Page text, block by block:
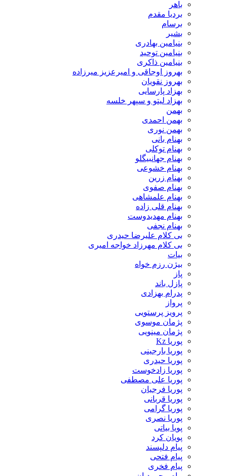
بردیا مقدم
بنیامین بهادری
بنیامین توحید
بنیامین ذاکری
بهروز اوجاقی و امیرعزیز میرزاده
بهروز نقویان
بهزاد پارسایی
بهزاد لیتو و سپهر خلسه
بهمن احمدی
بهمن نوری
بهنام بانی
بهنام توکلی
بهنام جهانبیگلو
بهنام خشوعی
بهنام زرین
بهنام صفوی
بهنام علمشاهی
بهنام قلی زاده
بهنام مهدیدوست
بهنام نجفی
بی کلام علیرضا حیدری
بی کلام مهرزاد خواجه امیری
بیژن رزم خواه
پازل باند
پدرام بهزادی
پرویز پرستویی
پژمان موسوی
پژمان مینویی
پوریا بارجینی
پوریا حیدری
پوریا زادخوست
پوریا علی مصطفی
پوریا فرجیان
پوریا قربانی
پوریا گرامی
پوریا نصری
پویا بیاتی
پویان کرد
پیام دلپسند
پیام فتحی
پیام فخری